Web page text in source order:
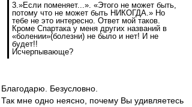
3.»Если поменяет...». «Этого не может быть,
потому что не может быть НИКОГДА.» Но
тебе не это интересно. Ответ мой таков.
Кроме Спартака у меня других названий в
«болении»(болезни) не было и нет! И не
будет!!
Исчерпывающе?
Благодарю. Безусловно.
Так мне одно неясно, почему Вы удивляетесь